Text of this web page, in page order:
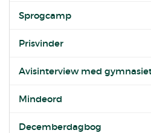
Sprogcamp
Prisvinder
Avisinterview med
Mindeord
Decemberdagbog